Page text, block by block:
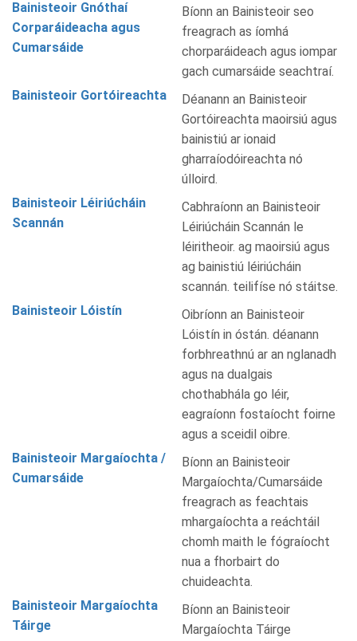
Bainisteoir Gnóthaí
Corparáideacha agus
Cumarsáide
Bíonn an Bainisteoir seo
freagrach as íomhá
chorparáideach agus iompar
gach cumarsáide seachtraí.
Bainisteoir Gortóireachta
Déanann an Bainisteoir
Gortóireachta maoirsiú agus
bainistiú ar ionaid
gharraíodóireachta nó
úlloird.
Bainisteoir Léiriúcháin
Scannán
Cabhraíonn an Bainisteoir
Léiriúcháin Scannán le
léiritheoir. ag maoirsiú agus
ag bainistiú léiriúcháin
scannán. teilifíse nó stáitse.
Bainisteoir Lóistín
Oibríonn an Bainisteoir
Lóistín in óstán. déanann
forbhreathnú ar an nglanadh
agus na dualgais
chothabhála go léir,
eagraíonn fostaíocht foirne
agus a sceidil oibre.
Bainisteoir Margaíochta /
Cumarsáide
Bíonn an Bainisteoir
Margaíochta/Cumarsáide
freagrach as feachtais
mhargaíochta a reáchtáil
chomh maith le fógraíocht
nua a fhorbairt do
chuideachta.
Bainisteoir Margaíochta
Táirge
Bíonn an Bainisteoir
Margaíochta Táirge